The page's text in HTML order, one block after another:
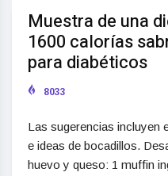
Muestra de una
1600 calorías
para diabéticos
8033
Las sugerencias incluyen
e ideas de bocadillos.
huevo y queso: 1 muffin